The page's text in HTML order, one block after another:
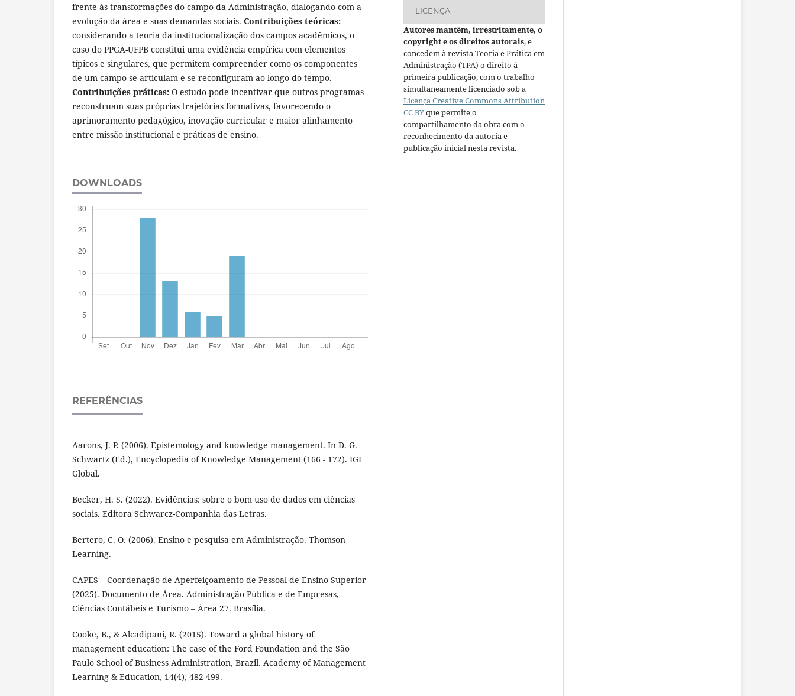
frente às transformações do campo da Administração, dialogando com a
evolução da área e suas demandas sociais. Contribuições teóricas:
considerando a teoria da institucionalização dos campos acadêmicos, o
caso do PPGA-UFPB constitui uma evidência empírica com elementos
típicos e singulares, que permitem compreender como os componentes
de um campo se articulam e se reconfiguram ao longo do tempo.
Contribuições práticas: O estudo pode incentivar que outros programas
reconstruam suas próprias trajetórias formativas, favorecendo o
aprimoramento pedagógico, inovação curricular e maior alinhamento
entre missão institucional e práticas de ensino.
DOWNLOADS
REFERÊNCIAS
Aarons, J. P. (2006). Epistemology and knowledge management. In D. G.
Schwartz (Ed.), Encyclopedia of Knowledge Management (166 - 172). IGI
Global.
Becker, H. S. (2022). Evidências: sobre o bom uso de dados em ciências
sociais. Editora Schwarcz-Companhia das Letras.
Bertero, C. O. (2006). Ensino e pesquisa em Administração. Thomson
Learning.
CAPES – Coordenação de Aperfeiçoamento de Pessoal de Ensino Superior
(2025). Documento de Área. Administração Pública e de Empresas,
Ciências Contábeis e Turismo – Área 27. Brasília.
Cooke, B., & Alcadipani, R. (2015). Toward a global history of
management education: The case of the Ford Foundation and the São
Paulo School of Business Administration, Brazil. Academy of Management
Learning & Education, 14(4), 482-499.
LICENÇA
Autores mantêm, irrestritamente, o
copyright e os direitos autorais, e
concedem à revista Teoria e Prática em
Administração (TPA) o direito à
primeira publicação, com o trabalho
simultaneamente licenciado sob a
Licença Creative Commons Attribution
CC BYque permite o
compartilhamento da obra com o
reconhecimento da autoria e
publicação inicial nesta revista.